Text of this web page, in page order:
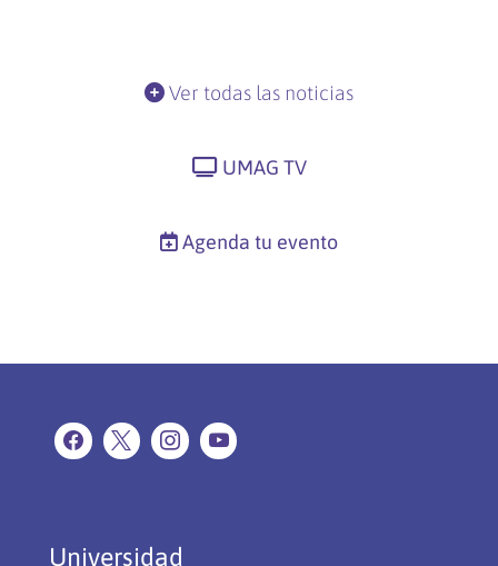
Ver todas las noticias
UMAG TV
Agenda tu evento
Universidad